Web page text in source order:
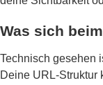
Was sich
Technisch gesehen
Deine URL-Struktur